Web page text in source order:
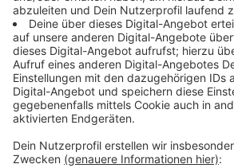
Kindergärten bringen. Auf der
Baumaßnahmen, fast alle
Kindergärten. Im schlimmsten
mehr als 40 Millionen Euro teurer
das Geld gespart werden soll, ist
Veröffentlicht:Montag, 17.06.2019 16:44
Anzeige